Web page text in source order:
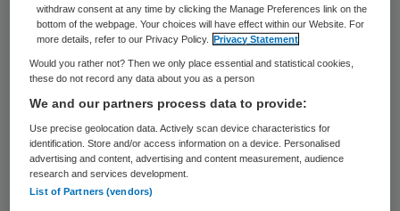
IGZ , maakten veel indruk op mij. Vooral ook
omdat hij nu ook als patiënt ervaringen
opdeed. Dat maakt zijn visie nog
gezaghebbender dan het inspecteur zijn
van de IGZ.
‘Ondermaats’
withdraw consent at any time by clicking the Manage Preferences link on the
bottom of the webpage. Your choices will have effect within our Website. For
more details, refer to our Privacy Policy.
Privacy Statement
Would you rather not? Then we only place essential and statistical cookies,
these do not record any data about you as a person
We and our partners process data to provide:
Use precise geolocation data. Actively scan device characteristics for
identification. Store and/or access information on a device. Personalised
advertising and content, advertising and content measurement, audience
research and services development.
List of Partners (vendors)